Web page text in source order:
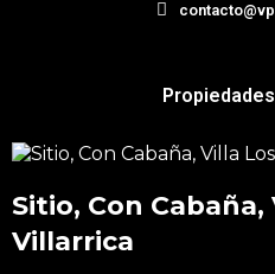
Sitio, Con Cabaña,
Villarrica